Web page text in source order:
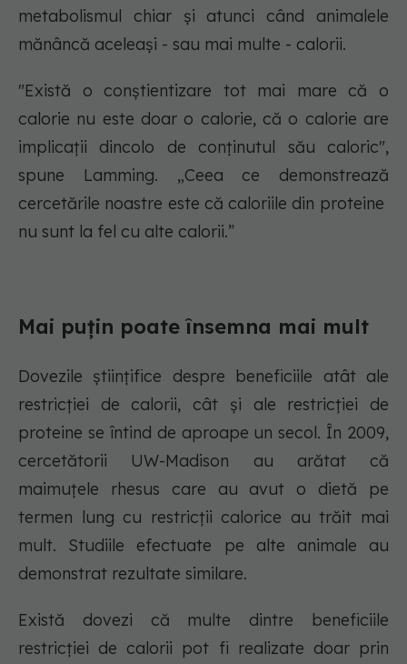
metabolismul chiar și atunci când animalele
mănâncă aceleași - sau mai multe - calorii.
"Există o conștientizare tot mai mare că o
calorie nu este doar o calorie, că o calorie are
implicații dincolo de conținutul său caloric",
spune Lamming. „Ceea ce demonstrează
cercetările noastre este că caloriile din proteine ​​
nu sunt la fel cu alte calorii.”
Mai puțin poate însemna mai mult
Dovezile științifice despre beneficiile atât ale
restricției de calorii, cât și ale restricției de
proteine ​​se întind de aproape un secol. În 2009,
cercetătorii UW-Madison au arătat că
maimuțele rhesus care au avut o dietă pe
termen lung cu restricții calorice au trăit mai
mult. Studiile efectuate pe alte animale au
demonstrat rezultate similare.
Există dovezi că multe dintre beneficiile
restricției de calorii pot fi realizate doar prin